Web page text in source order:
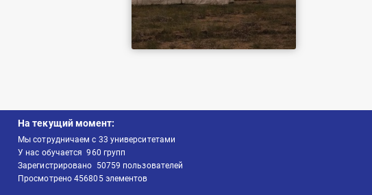
На текущий момент:
Мы сотрудничаем с 33 университетами
У нас обучается 960 групп
Зарегистрировано 50759 пользователей
Просмотрено456805элементов